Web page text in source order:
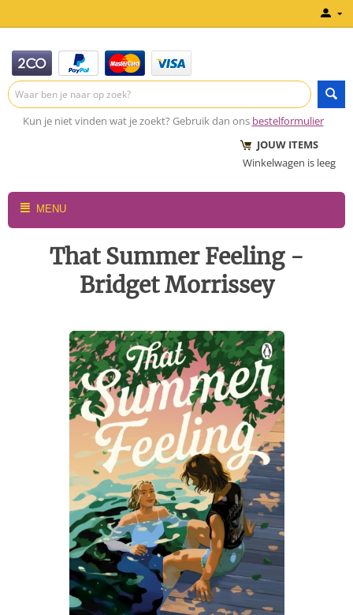
Kun je niet vinden wat je zoekt? Gebruik dan ons bestelformulier
JOUW ITEMS
Winkelwagen is leeg
MENU
That Summer Feeling -
Bridget Morrissey